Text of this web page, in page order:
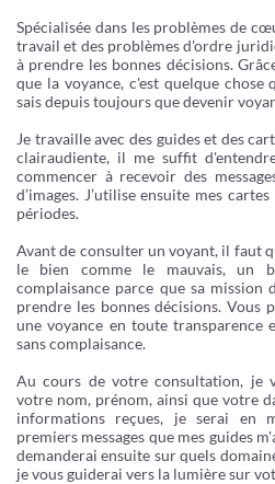
Spécialisée dans les problèmes de
travail et des problèmes d'ordre
à prendre les bonnes décisions.
que la voyance, c'est quelque chose
sais depuis toujours que devenir
Je travaille avec des guides et des
clairaudiente, il me suffit
commencer à recevoir des
d’images. J’utilise ensuite mes
périodes.
Avant de consulter un voyant, il faut
le bien comme le mauvais, un
complaisance parce que sa mission
prendre les bonnes décisions. Vous
une voyance en toute transparence
sans complaisance.
Au cours de votre consultation, je
votre nom, prénom, ainsi que votre
informations reçues, je serai en
premiers messages que mes guides
demanderai ensuite sur quels
je vous guiderai vers la lumière sur